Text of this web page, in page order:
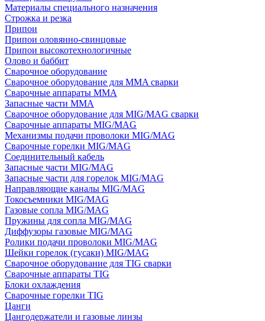
Материалы специального назначения
Строжка и резка
Припои
Припои оловянно-свинцовые
Припои высокотехнологичные
Олово и баббит
Сварочное оборудование
Сварочное оборудование для MMA сварки
Сварочные аппараты MMA
Запасные части MMA
Сварочное оборудование для MIG/MAG сварки
Сварочные аппараты MIG/MAG
Механизмы подачи проволоки MIG/MAG
Сварочные горелки MIG/MAG
Соединительный кабель
Запасные части MIG/MAG
Запасные части для горелок MIG/MAG
Направляющие каналы MIG/MAG
Токосъемники MIG/MAG
Газовые сопла MIG/MAG
Пружины для сопла MIG/MAG
Диффузоры газовые MIG/MAG
Ролики подачи проволоки MIG/MAG
Шейки горелок (гусаки) MIG/MAG
Сварочное оборудование для TIG сварки
Сварочные аппараты TIG
Блоки охлаждения
Сварочные горелки TIG
Цанги
Цангодержатели и газовые линзы